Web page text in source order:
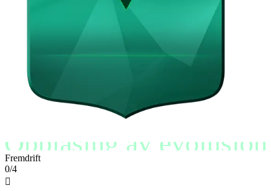
Opplåsing av evolusjon
Fremdrift
0/4
